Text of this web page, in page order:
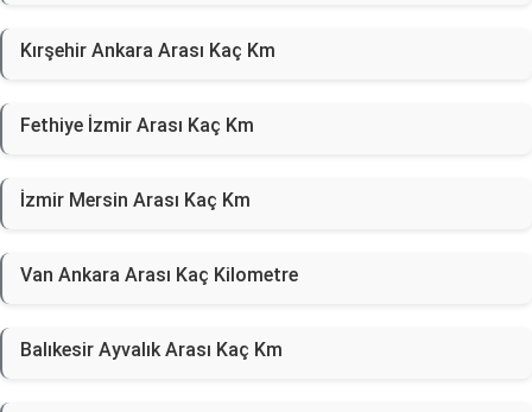
Kırşehir Ankara Arası Kaç Km
Fethiye İzmir Arası Kaç Km
İzmir Mersin Arası Kaç Km
Van Ankara Arası Kaç Kilometre
Balıkesir Ayvalık Arası Kaç Km